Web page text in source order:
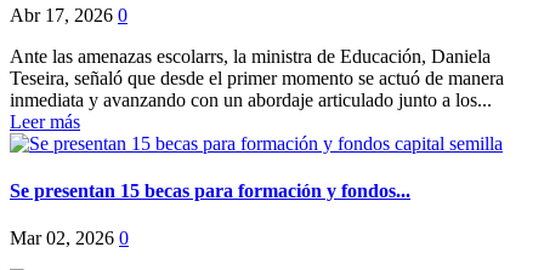
Abr 17, 2026 0
Ante las amenazas escolarrs, la ministra de Educación, Daniela
Teseira, señaló que desde el primer momento se actuó de manera
inmediata y avanzando con un abordaje articulado junto a los...
Leer más
Se presentan 15 becas para formación y fondos...
Mar 02, 2026 0